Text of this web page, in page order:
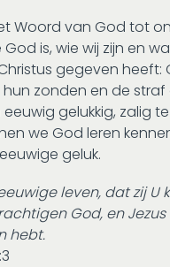
Woord van God tot
is, wie wij zijn en
gegeven heeft:
zonden en de
gelukkig, zalig
we God leren
geluk.
leven, dat zij U
God, en Jezus
hebt.